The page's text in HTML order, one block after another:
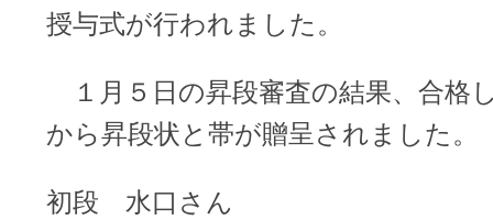
授与式が行われました。
１月５日の昇段審査の結果、合格
から昇段状と帯が贈呈されました。
初段 水口さん